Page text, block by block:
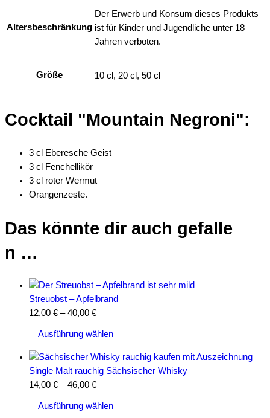
Altersbeschränkung
Der Erwerb und Konsum dieses Produkts
ist für Kinder und Jugendliche unter 18
Jahren verboten.
Größe 10 cl, 20 cl, 50 cl
Cocktail "Mountain Negroni":
3 cl Eberesche Geist
3 cl Fenchellikör
3 cl roter Wermut
Orangenzeste.
Das könnte dir auch gefalle
n …
Streuobst – Apfelbrand
12,00 € –40,00 €Preisspanne:
bis
40,00 €
Ausführung wählen
Produkt
weist
mehrere
Varianten
Die
Single Malt rauchig Sächsischer Whisky
14,00 € –46,00 €Preisspanne:
bis
Ausführung wählen
Produkt